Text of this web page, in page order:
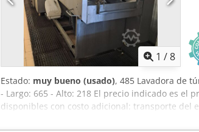
1 /8
Estado: muy bueno (usado), 485 Lavadora de
- Largo: 665 - Alto: 218 El precio indicado es el
disponibles con costo adicional: transporte del